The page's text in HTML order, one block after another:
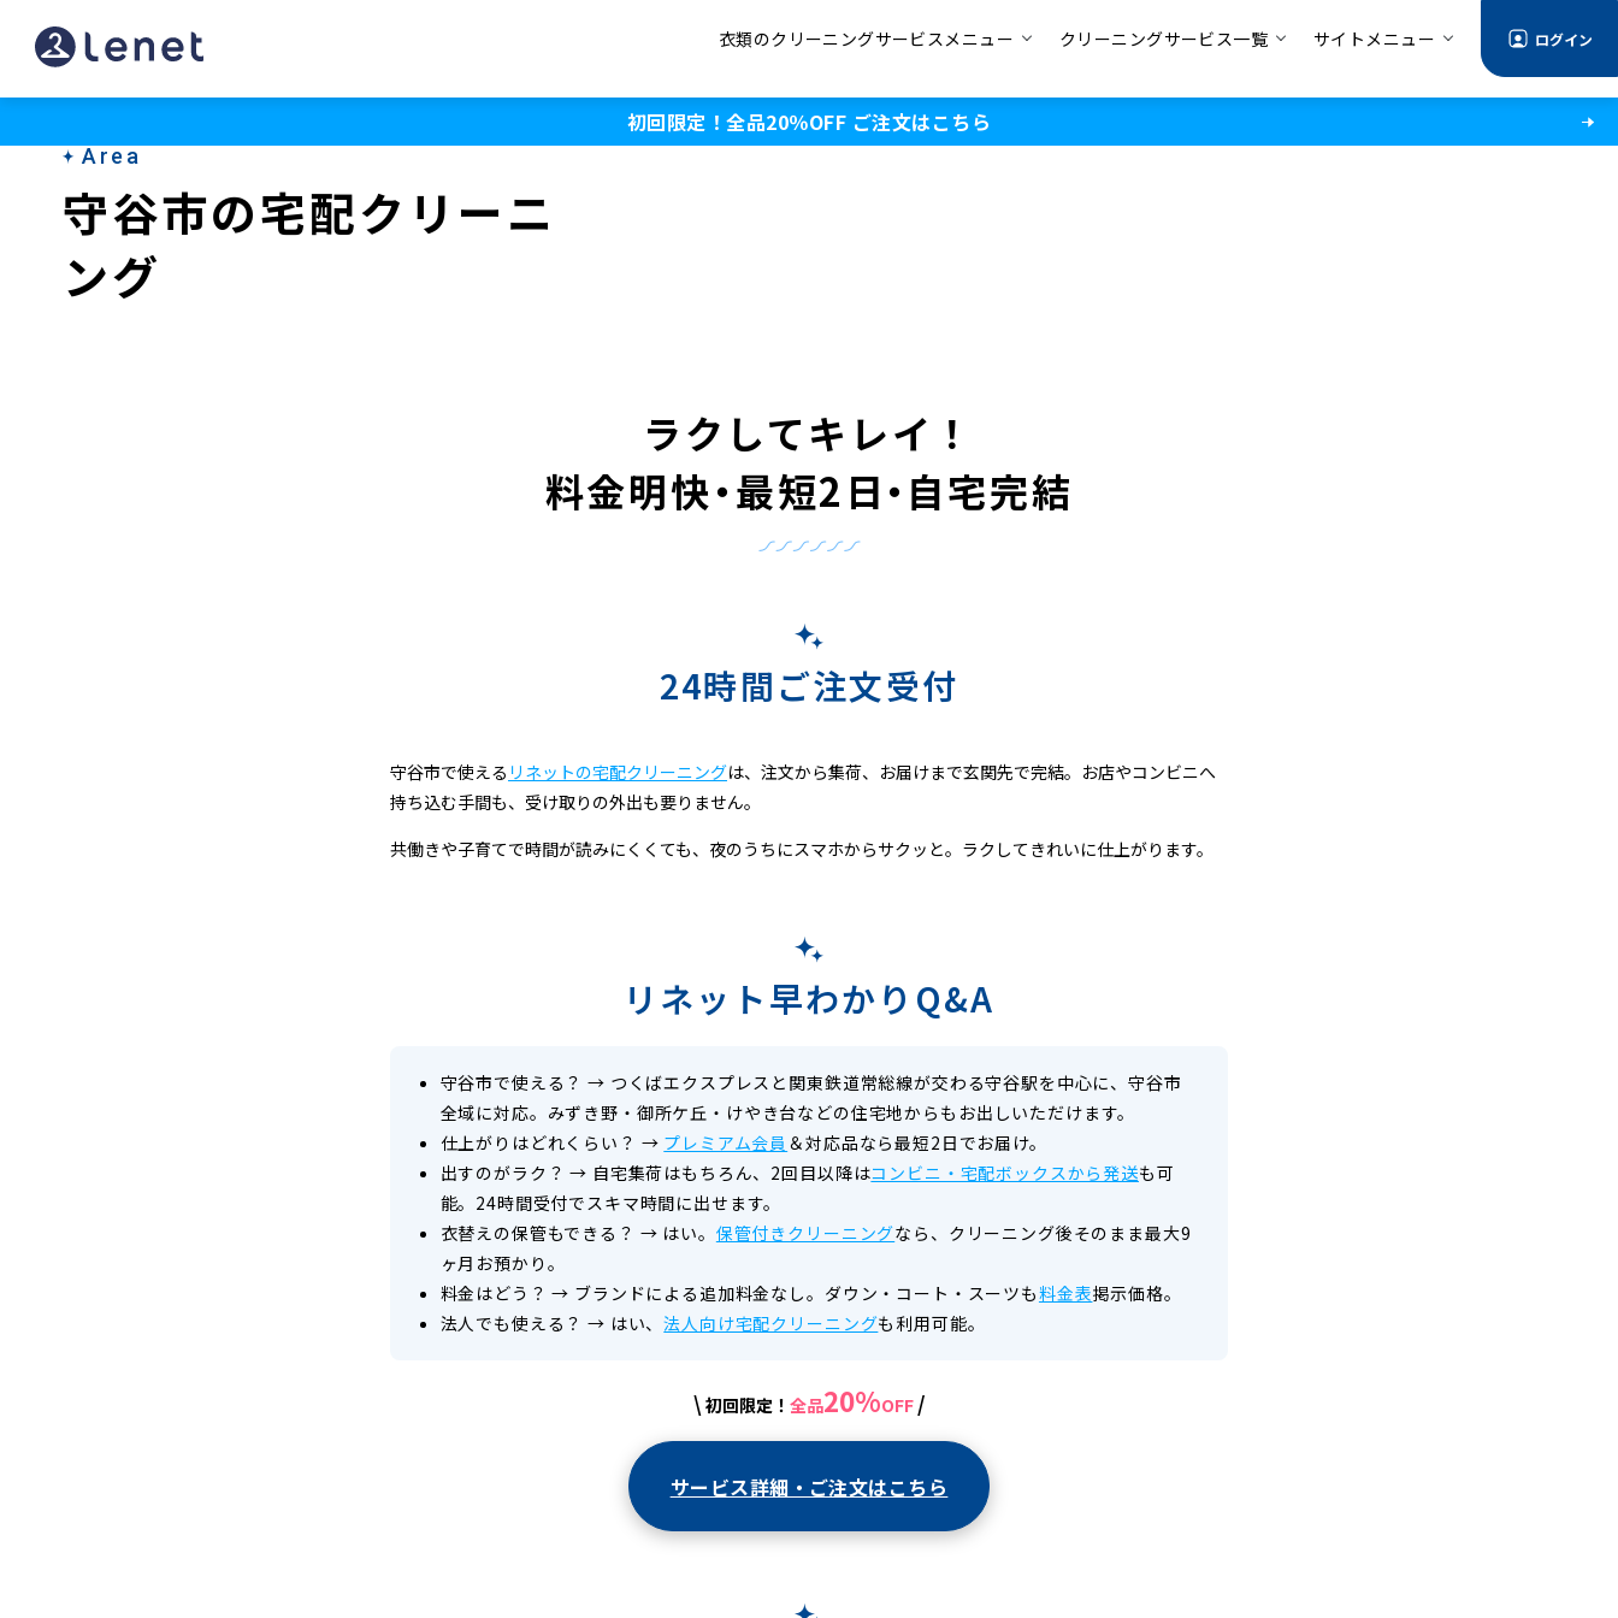
守
谷
衣類のクリーニングサービスメニュー クリーニングサービス一覧 サイトメニュー ログイン
初回限定！全品20％OFF ご注文はこちら
Area
守谷市の宅配クリーニ
ング
ラクしてキレイ！
料金明快・最短2 日・ 自宅完結
24時間ご注文受付
守谷市で使える リネットの宅配クリーニングは、注文から集荷、お届けまで玄関先で完結。お店やコンビニへ
持ち込む手間も、受け取りの外出も要りません。
共働きや子育てで時間が読みにくくても、夜のうちにスマホからサクッと。ラクしてきれいに仕上がります。
リネット早わかりQ&A
守谷市で使える？ → つくばエクスプレスと関東鉄道常総線が交わる守谷駅を中心に、守谷市
全域に対応。みずき野・御所ケ丘・けやき台などの住宅地からもお出しいただけます。
仕上がりはどれくらい？ → プレミアム会員 ＆対応品なら最短2日でお届け。
出すのがラク？ → 自宅集荷はもちろん、2回目以降はコンビニ・宅配ボックスから発送も可
能。24時間受付でスキマ時間に出せます。
衣替えの保管もできる？ → はい。 保管付きクリーニングなら、クリーニング後そのまま最大9
ヶ月お預かり。
料金はどう？ → ブランドによる追加料金なし。ダウン・コート・スーツも料金表掲示価格。
法人でも使える？ → はい、法人向け宅配クリーニングも利用可能。
\ 初回限定！ 全品20%OFF /
サービス詳細・ご注文はこちら